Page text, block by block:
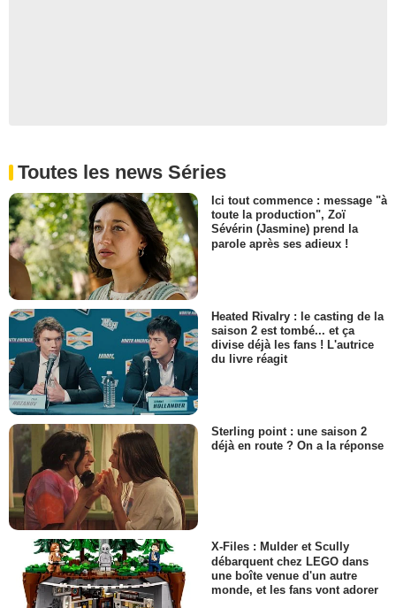
Toutes les news Séries
Ici tout commence : message "à
toute la production", Zoï
Sévérin (Jasmine) prend la
parole après ses adieux !
Heated Rivalry : le casting de la
saison 2 est tombé... et ça
divise déjà les fans ! L'autrice
du livre réagit
Sterling point : une saison 2
déjà en route ? On a la réponse
X-Files : Mulder et Scully
débarquent chez LEGO dans
une boîte venue d'un autre
monde, et les fans vont adorer